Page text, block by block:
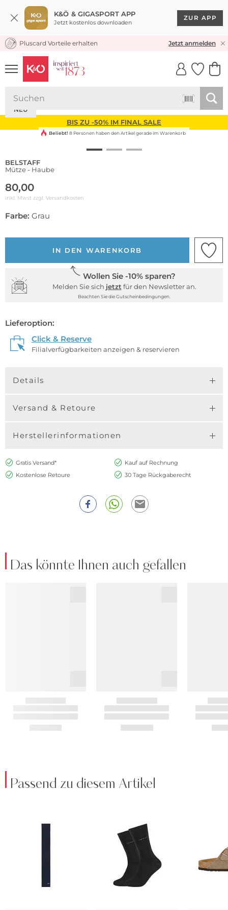
K&Ö & GIGASPORT APP
Jetzt kostenlos downloaden
ZUR APP
KOSTENLOSER VERSAND* & RÜCKVERSAND
Pluscard Vorteile erhalten Jetzt anmelden
UNSERE APP
CLICK &
BIS ZU -50% IM FINAL SALE
NEU
Beliebt! 8 Personen haben den Artikel gerade im Warenkorb
BELSTAFF
Mütze - Haube
80,00
inkl. Mwst zzgl. Versandkosten
Farbe: Grau
IN DEN WARENKORB
Wollen Sie -10% sparen?
Melden Sie sich jetzt für den Newsletter an.
Beachten Sie die Gutscheinbedingungen.
Lieferoption:
Click & Reserve
Filialverfügbarkeiten anzeigen & reservieren
Details
Versand & Retoure
Herstellerinformationen
Gratis Versand*
Kauf auf Rechnung
Kostenlose Retoure
30 Tage Rückgaberecht
Das könnte Ihnen auch gefallen
Passend zu diesem Artikel